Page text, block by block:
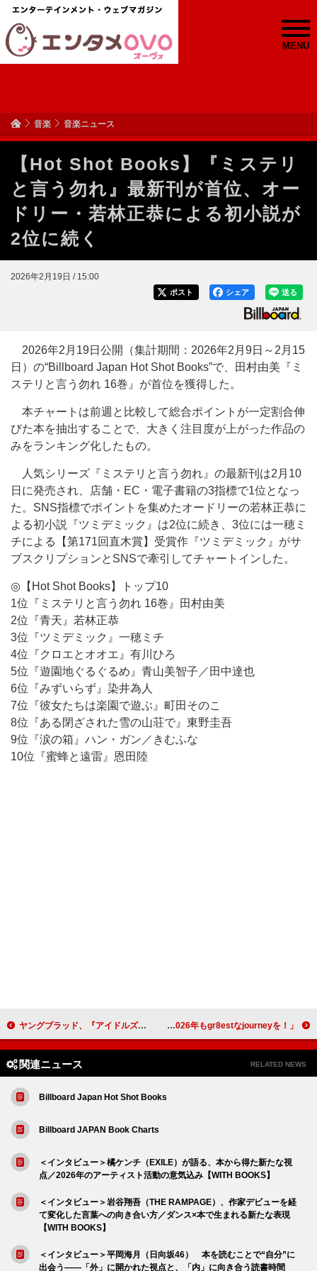
MENU
音楽 音楽ニュース
【Hot Shot Books】『ミステリ
と言う勿れ』最新刊が首位、オー
ドリー・若林正恭による初小説が
2位に続く
2026年2月19日 / 15:00
送る
シェア
ポスト
2026年2月19日公開（集計期間：2026年2月9日～2月15
日）の“Billboard Japan Hot Shot Books”で、田村由美『ミ
ステリと言う勿れ 16巻』が首位を獲得した。
本チャートは前週と比較して総合ポイントが一定割合伸
びた本を抽出することで、大きく注目度が上がった作品の
みをランキング化したもの。
人気シリーズ『ミステリと言う勿れ』の最新刊は2月10
日に発売され、店舗・EC・電子書籍の3指標で1位となっ
た。SNS指標でポイントを集めたオードリーの若林正恭に
よる初小説『ツミデミック』は2位に続き、3位には一穂ミ
チによる【第171回直木賞】受賞作『ツミデミック』がサ
ブスクリプションとSNSで牽引してチャートインした。
◎【Hot Shot Books】トップ10
1位『ミステリと言う勿れ 16巻』田村由美
2位『青天』若林正恭
3位『ツミデミック』一穂ミチ
4位『クロエとオオエ』有川ひろ
5位『遊園地ぐるぐるめ』青山美智子／田中達也
6位『みずいらず』染井為人
7位『彼女たちは楽園で遊ぶ』町田そのこ
8位『ある閉ざされた雪の山荘で』東野圭吾
9位『涙の箱』ハン・ガン／きむふな
10位『蜜蜂と遠雷』恩田陸
ヤングブラッド、『アイドルズ』の続編を2/20にリリース 超特急、オフィシャルカレンダー発売決定＆表紙解禁 テーマは「2026年もgr8estなjourneyを！」
関連ニュース RELATED NEWS
Billboard Japan Hot Shot Books
Billboard JAPAN Book Charts
＜インタビュー＞橘ケンチ（EXILE）が語る、本から得た新たな視
点／2026年のアーティスト活動の意気込み【WITH BOOKS】
＜インタビュー＞岩谷翔吾（THE RAMPAGE）、作家デビューを経
て変化した言葉への向き合い方／ダンス×本で生まれる新たな表現
【WITH BOOKS】
＜インタビュー＞平岡海月（日向坂46） 本を読むことで“自分”に
出会う――「外」に開かれた視点と、「内」に向き合う読書時間